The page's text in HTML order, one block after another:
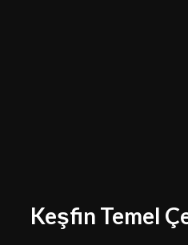
Keşfin Temel